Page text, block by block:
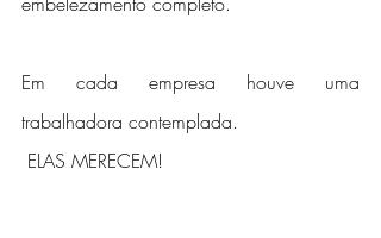
Em cada empresa houve uma
trabalhadora contemplada.
ELAS MERECEM!